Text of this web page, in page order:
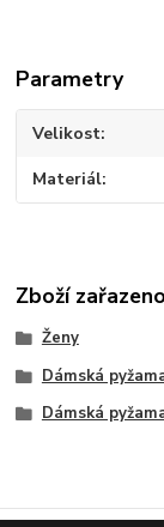
Parametry
Velikost
Materiál
Zboží
Ženy
Dámská
Dámská